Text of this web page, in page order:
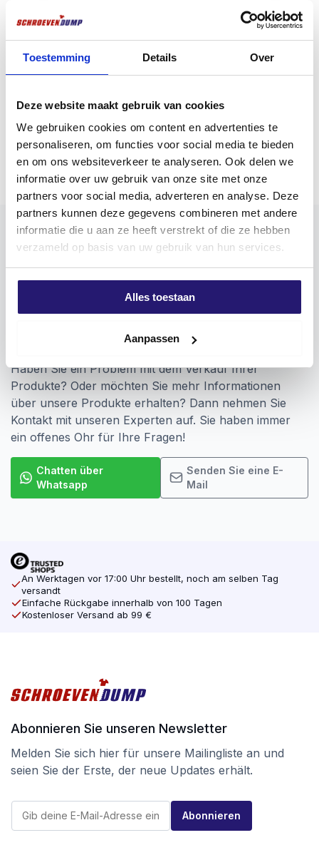
Toestemming Details Over
Deze website maakt gebruik van cookies
We gebruiken cookies om content en advertenties te
personaliseren, om functies voor social media te bieden
en om ons websiteverkeer te analyseren. Ook delen we
informatie over uw gebruik van onze site met onze
partners voor social media, adverteren en analyse. Deze
partners kunnen deze gegevens combineren met andere
informatie die u aan ze heeft verstrekt of die ze hebben
verzameld op basis van uw gebruik van hun services.
Alles toestaan
Aanpassen
Spanplattenschrauben oder anderen
Befestigungselementen, die einen Phillips-Anschluss
PH1, PH2 und PH3. Erhältlich in 25 mm Länge. Für
Titan-Bits, die mit einer Deckschicht aus Titan
versehen sind. Diese Goldbits sind extrem haltbar und
haben einen hervorragenden Halt im Schraubenkopf.
Der Schraubmaschinenanschluss aller Screwdump-
Bits ist ein ¼”-Sechskant.
Anwendung
Einschrauben von Befestigungselementen, die eine
Kreuzschlitzverbindung haben
Mehr anzeigen
Vragen? Wir sind für Sie da!
Haben Sie ein Problem mit dem Verkauf Ihrer
Produkte? Oder möchten Sie mehr Informationen
über unsere Produkte erhalten? Dann nehmen Sie
Kontakt mit unseren Experten auf. Sie haben immer
ein offenes Ohr für Ihre Fragen!
Chatten über
Whatsapp
Senden Sie eine E-
Mail
An Werktagen vor 17:00 Uhr bestellt, noch am selben Tag
versandt
Einfache Rückgabe innerhalb von 100 Tagen
Kostenloser Versand ab 99 €
Abonnieren Sie unseren Newsletter
Melden Sie sich hier für unsere Mailingliste an und
seien Sie der Erste, der neue Updates erhält.
-
E
M
Abonnieren